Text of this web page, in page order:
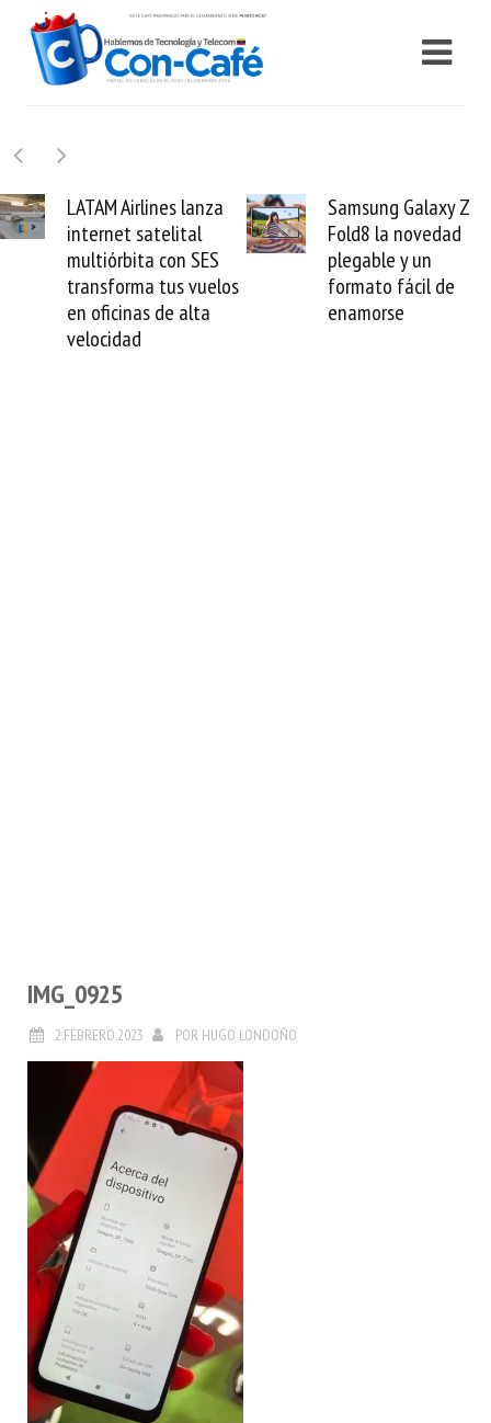
LATAM Airlines lanza
internet satelital
multiórbita con SES
transforma tus vuelos
en oficinas de alta
velocidad
Samsung Galaxy Z
Fold8 la novedad
plegable y un
formato fácil de
enamorse
IMG_0925
2.FEBRERO.2023 POR HUGO LONDOÑO